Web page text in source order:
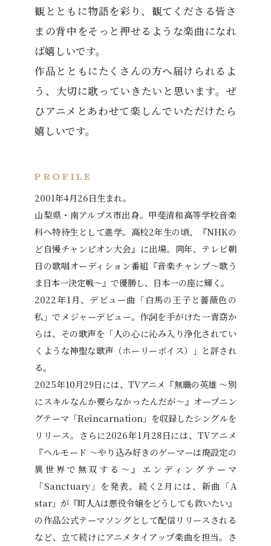
観とともに物語を彩り、観てくださる皆さ
まの背中をそっと押せるような楽曲になれ
ば嬉しいです。
作品とともにたくさんの方へ届けられるよ
う、大切に歌っていきたいと思います。ぜ
ひアニメとあわせて楽しんでいただけたら
嬉しいです。
PROFILE
2001年4月26日生まれ。
山梨県・南アルプス市出身。甲斐清和高等学校音楽
科へ特待生として進学。高校2年生の頃、『NHKの
ど自慢チャンピオン大会』に出場。同年、テレビ朝
日の歌唱オーディション番組『音楽チャンプ～歌う
ま日本一決定戦～』で優勝し、日本一の座に輝く。
2022年1月、デビュー曲「白馬の王子と薔薇色の
私」でメジャーデビュー。作詞を手がけた一青窈か
らは、その歌声を「人の心に沁み入り浄化されてい
くような神聖な歌声（ホーリーボイス）」と評され
る。
2025年10月29日には、TVアニメ『無職の英雄 ～別
にスキルなんか要らなかったんだが～』オープニン
グテーマ「Reincarnation」を収録したシングルを
リリース。さらに2026年1月28日には、TVアニメ
『ヘルモード ～やり込み好きのゲーマーは廃設定の
異世界で無双する～』エンディングテーマ
「Sanctuary」を発表。続く2月には、新曲「A
star」が『町人Aは悪役令嬢をどうしても救いたい』
の作品公式テーマソングとして配信リリースされる
など、立て続けにアニメタイアップ楽曲を担当。さ